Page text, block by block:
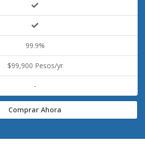
99.9%
$99,900 Pesos/yr
-
Comprar Ahora